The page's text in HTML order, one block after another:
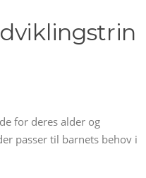
for deres alder og
passer til barnets behov i